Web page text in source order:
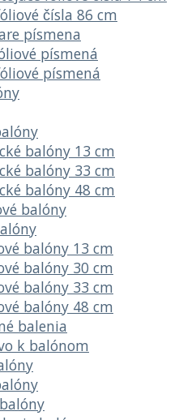
čísla 86 cm
písmena
písmená
písmená
balóny 13 cm
balóny 33 cm
balóny 48 cm
balóny
balóny 13 cm
balóny 30 cm
balóny 33 cm
balóny 48 cm
balenia
k balónom